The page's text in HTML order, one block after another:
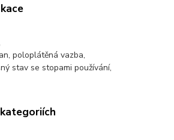
poloplátěná vazba,
stav se stopami používání,